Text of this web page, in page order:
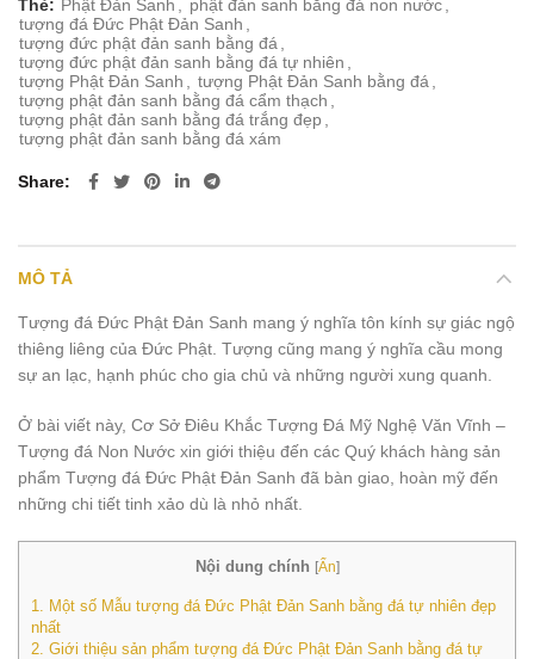
Thẻ: Phật Đản Sanh , phật đản sanh bằng đá non nước,
tượng đá Đức Phật Đản Sanh ,
tượng đức phật đản sanh bằng đá,
tượng đức phật đản sanh bằng đá tự nhiên ,
tượng Phật Đản Sanh , tượng Phật Đản Sanh bằng đá,
tượng phật đản sanh bằng đá cẩm thạch ,
tượng phật đản sanh bằng đá trắng đẹp,
tượng phật đản sanh bằng đá xám
Share
MÔ TẢ
Tượng đá Đức Phật Đản Sanh mang ý nghĩa tôn kính sự giác ngộ
thiêng liêng của Đức Phật. Tượng cũng mang ý nghĩa cầu mong
sự an lạc, hạnh phúc cho gia chủ và những người xung quanh.
Ở bài viết này, Cơ Sở Điêu Khắc Tượng Đá Mỹ Nghệ Văn Vĩnh –
Tượng đá Non Nước xin giới thiệu đến các Quý khách hàng sản
phẩm Tượng đá Đức Phật Đản Sanh đã bàn giao, hoàn mỹ đến
những chi tiết tinh xảo dù là nhỏ nhất.
Nội dung chính [Ẩn]
1.
Một số Mẫu tượng đá Đức Phật Đản Sanh bằng đá tự nhiên đẹp
nhất
2. Giới thiệu sản phẩm tượng đá Đức Phật Đản Sanh bằng đá tự